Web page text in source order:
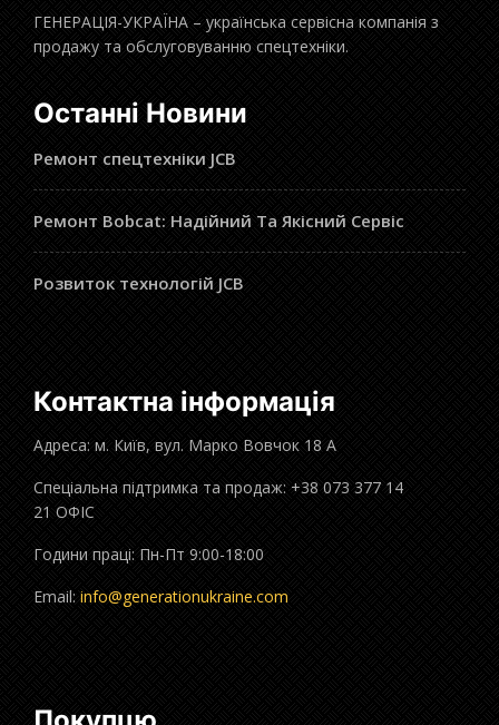
ГЕНЕРАЦІЯ-УКРАЇНА – українська сервісна компанія з
продажу та обслуговуванню спецтехніки.
Останні Новини
Ремонт спецтехніки JCB
Ремонт Bobcat: Надійний Та Якісний Сервіс
Розвиток технологій JCB
Контактна інформація
Адреса: м. Київ, вул. Марко Вовчок 18 А
Спеціальна підтримка та продаж: +38 073 377 14
21 ОФІС
Години праці: Пн-Пт 9:00-18:00
Email: info@generationukraine.com